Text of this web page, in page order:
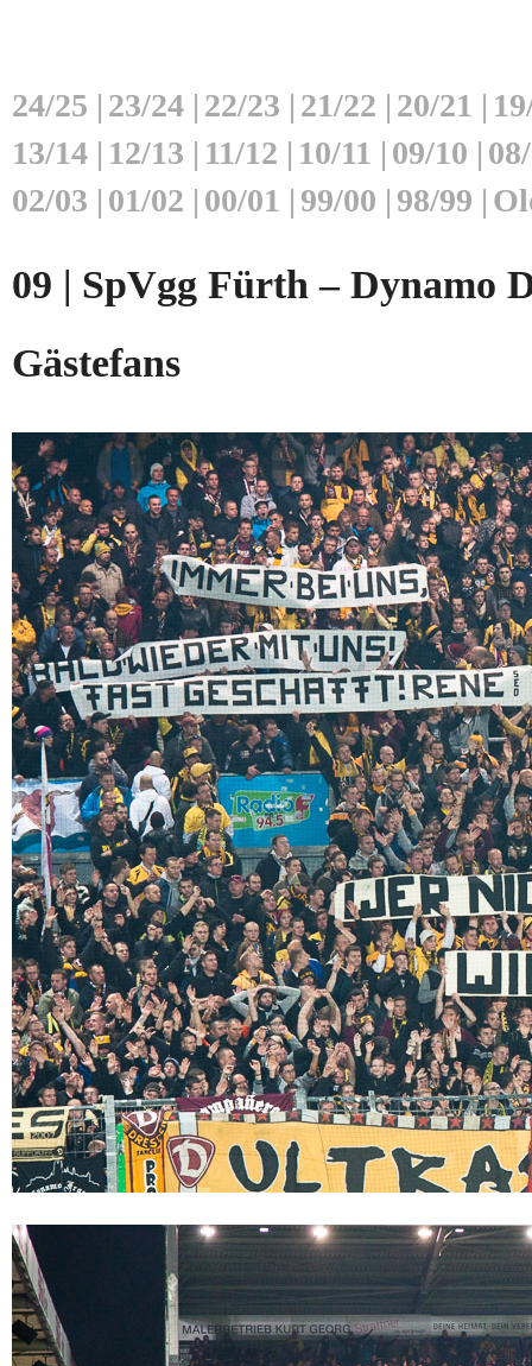
24/25 | 23/24 | 22/23 | 21/22 | 20/21 |
13/14 | 12/13 | 11/12 | 10/11 | 09/10 |
02/03 | 01/02 | 00/01 | 99/00 | 98/99 |
09 | SpVgg Fürth – Dynamo
Gästefans